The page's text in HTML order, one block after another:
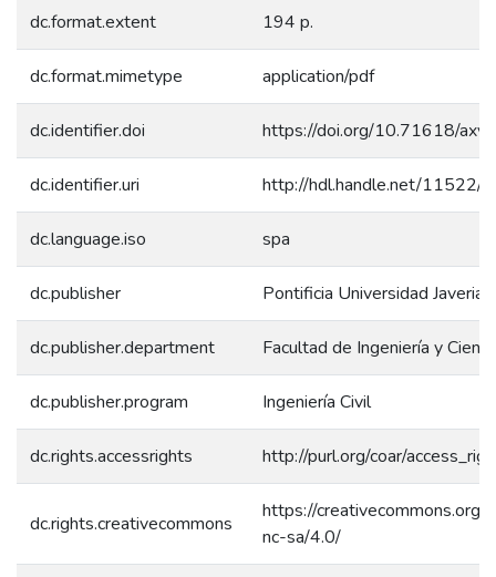
dc.format.extent 194 p.
dc.format.mimetype application/pdf
dc.identifier.doi https://doi.org/10.71618/
dc.identifier.uri http://hdl.handle.net/11522/
dc.language.iso spa
dc.publisher Pontificia Universidad
dc.publisher.department Facultad de Ingeniería y
dc.publisher.program Ingeniería Civil
dc.rights.accessrights http://purl.org/coar/
dc.rights.creativecommons
https://creativecommons.org/
nc-sa/4.0/